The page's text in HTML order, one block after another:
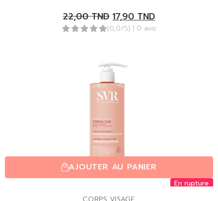
22,00TND 17,90TND
(0,0/5) | 0 avis
AJOUTER AU PANIER
En rupture